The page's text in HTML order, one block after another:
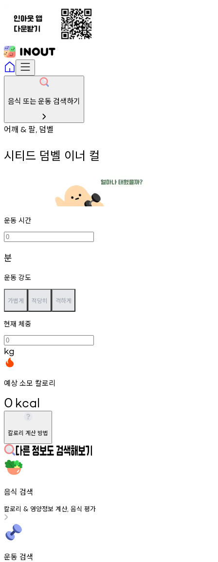
음식 또는 운동 검색하기
어깨 & 팔, 덤벨
시티드 덤벨 이너 컬
운동 시간
분
운동 강도
가볍게 적당히 격하게
현재 체중
kg
예상 소모 칼로리
0 kcal
칼로리 계산 방법
음식 검색
칼로리 & 영양정보 계산, 음식 평가
운동 검색